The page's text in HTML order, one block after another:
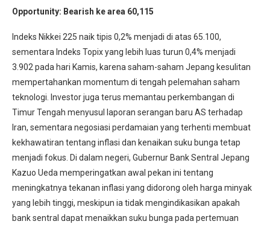
Opportunity: Bearish ke area 60,115
Indeks Nikkei 225 naik tipis 0,2% menjadi di atas 65.100,
sementara Indeks Topix yang lebih luas turun 0,4% menjadi
3.902 pada hari Kamis, karena saham-saham Jepang kesulitan
mempertahankan momentum di tengah pelemahan saham
teknologi. Investor juga terus memantau perkembangan di
Timur Tengah menyusul laporan serangan baru AS terhadap
Iran, sementara negosiasi perdamaian yang terhenti membuat
kekhawatiran tentang inflasi dan kenaikan suku bunga tetap
menjadi fokus. Di dalam negeri, Gubernur Bank Sentral Jepang
Kazuo Ueda memperingatkan awal pekan ini tentang
meningkatnya tekanan inflasi yang didorong oleh harga minyak
yang lebih tinggi, meskipun ia tidak mengindikasikan apakah
bank sentral dapat menaikkan suku bunga pada pertemuan